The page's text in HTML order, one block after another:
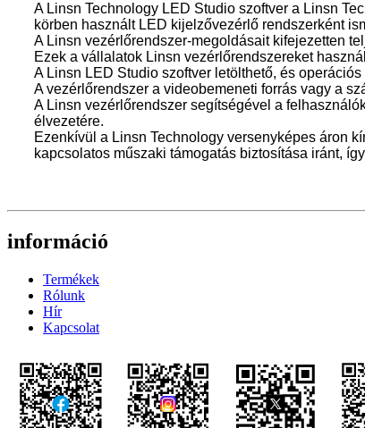
A Linsn Technology LED Studio szoftver a Linsn
körben használt LED kijelzővezérlő rendszerként
A Linsn vezérlőrendszer-megoldásait kifejezetten
Ezek a vállalatok Linsn vezérlőrendszereket
A Linsn LED Studio szoftver letölthető, és
A vezérlőrendszer a videobemeneti forrás vagy a
A Linsn vezérlőrendszer segítségével a
élvezetére.
Ezenkívül a Linsn Technology versenyképes áron
kapcsolatos műszaki támogatás biztosítása iránt,
információ
Termékek
Rólunk
Hír
Kapcsolat